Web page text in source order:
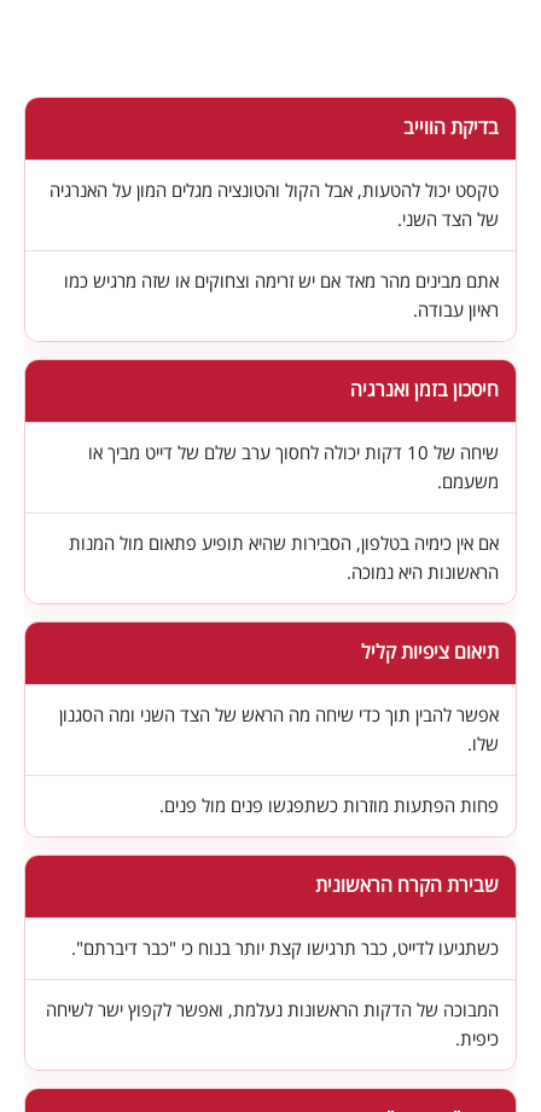
בדיקת הווייב
טקסט יכול להטעות, אבל הקול והטונציה מגלים המון על האנרגיה
של הצד השני.
אתם מבינים מהר מאד אם יש זרימה וצחוקים או שזה מרגיש כמו
ראיון עבודה.
חיסכון בזמן ואנרגיה
שיחה של 10 דקות יכולה לחסוך ערב שלם של דייט מביך או
משעמם.
אם אין כימיה בטלפון, הסבירות שהיא תופיע פתאום מול המנות
הראשונות היא נמוכה.
תיאום ציפיות קליל
אפשר להבין תוך כדי שיחה מה הראש של הצד השני ומה הסגנון
שלו.
פחות הפתעות מוזרות כשתפגשו פנים מול פנים.
שבירת הקרח הראשונית
כשתגיעו לדייט, כבר תרגישו קצת יותר בנוח כי "כבר דיברתם".
המבוכה של הדקות הראשונות נעלמת, ואפשר לקפוץ ישר לשיחה
כיפית.